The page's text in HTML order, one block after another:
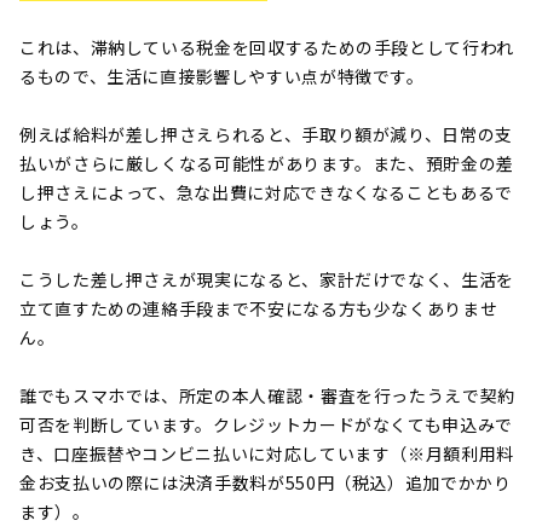
これは、滞納している税金を回収するための手段として行われ
るもので、生活に直接影響しやすい点が特徴です。
例えば給料が差し押さえられると、手取り額が減り、日常の支
払いがさらに厳しくなる可能性があります。また、預貯金の差
し押さえによって、急な出費に対応できなくなることもあるで
しょう。
こうした差し押さえが現実になると、家計だけでなく、生活を
立て直すための連絡手段まで不安になる方も少なくありませ
ん。
誰でもスマホでは、所定の本人確認・審査を行ったうえで契約
可否を判断しています。クレジットカードがなくても申込みで
き、口座振替やコンビニ払いに対応しています（※月額利用料
金お支払いの際には決済手数料が550円（税込）追加でかかり
ます）。